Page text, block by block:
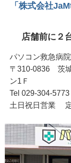
「株式会社
店舗前に２
パソコン救急病
〒310-0836 茨
ン1Ｆ
Tel 029-304-
土日祝日営業 定